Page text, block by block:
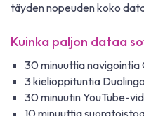
täyden nopeuden koko
Kuinka paljon dataa
30 minuuttia navigointia
3 kielioppituntia
30 minuutin YouTube-